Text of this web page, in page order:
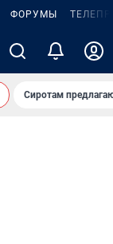
ФОРУМЫ
Сиротам